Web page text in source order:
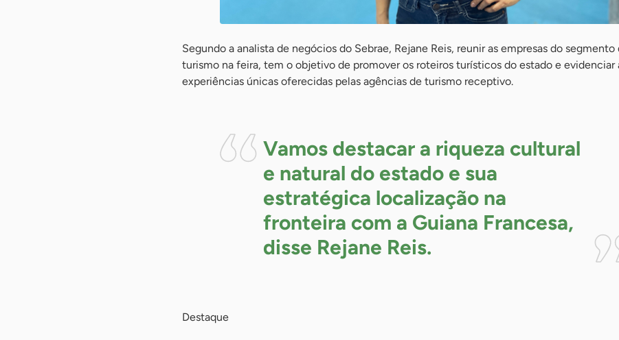
Segundo a analista de negócios do Sebrae, Rejane Reis, reunir as empresas do segmento
turismo na feira, tem o objetivo de promover os roteiros turísticos do estado e evidenciar
experiências únicas oferecidas pelas agências de turismo receptivo.
Vamos destacar a riqueza cultural
e natural do estado e sua
estratégica localização na
fronteira com a Guiana Francesa,
disse Rejane Reis.
Destaque